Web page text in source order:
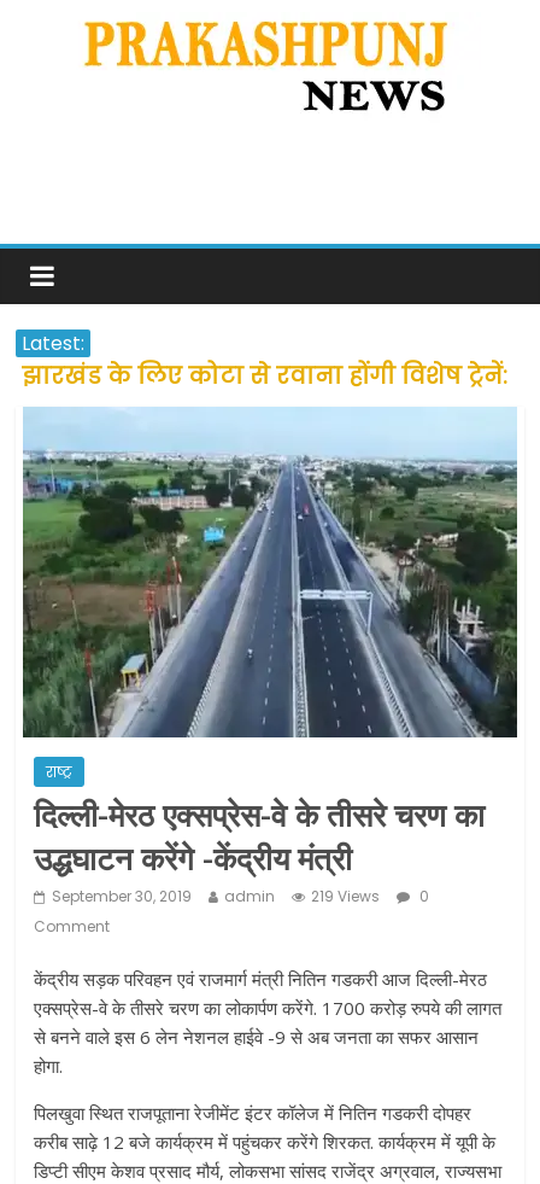
Latest:
झारखंड के लिए कोटा से रवाना होंगी विशेष ट्रेनें:
सीएम हेमंत सोरेन
उत्तराखंड के अन्य राज्यों में फंसे लोगों की जल्द
होगी घर वापसी
प्रवासियों व मजदूरों को दी गई छूट के बाद लोगो
ने कराया पंजीयन: राजस्थान सरकार
शराब और पान की दुकानों को ग्रीन जोन में
खोलने की मिली इजाजत: गृह मंत्रालय
दो हफ्ते के लिए बढ़ाया लॉकडाउन: गृह मंत्रालय
राष्ट्र
दिल्ली-मेरठ एक्सप्रेस-वे के तीसरे चरण का
उद्धघाटन करेंगे -केंद्रीय मंत्री
September 30, 2019 admin 219 Views
0
Comment
केंद्रीय सड़क परिवहन एवं राजमार्ग मंत्री नितिन गडकरी आज दिल्ली-मेरठ
एक्सप्रेस-वे के तीसरे चरण का लोकार्पण करेंगे. 1700 करोड़ रुपये की लागत
से बनने वाले इस 6 लेन नेशनल हाईवे -9 से अब जनता का सफर आसान
होगा.
पिलखुवा स्थित राजपूताना रेजीमेंट इंटर कॉलेज में नितिन गडकरी दोपहर
करीब साढ़े 12 बजे कार्यक्रम में पहुंचकर करेंगे शिरकत. कार्यक्रम में यूपी के
डिप्टी सीएम केशव प्रसाद मौर्य, लोकसभा सांसद राजेंद्र अग्रवाल, राज्यसभा